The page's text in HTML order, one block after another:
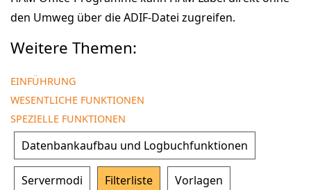
den Umweg über die ADIF-Datei zugreifen.
Weitere Themen:
EINFÜHRUNG
WESENTLICHE FUNKTIONEN
SPEZIELLE FUNKTIONEN
Datenbankaufbau und Logbuchfunktionen
Servermodi Filterliste Vorlagen